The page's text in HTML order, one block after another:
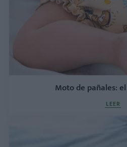
Moto de pañales:
LEER